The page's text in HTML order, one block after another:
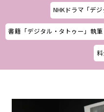
NHKドラマ「デ
書籍「デジタル・タトゥー」執筆